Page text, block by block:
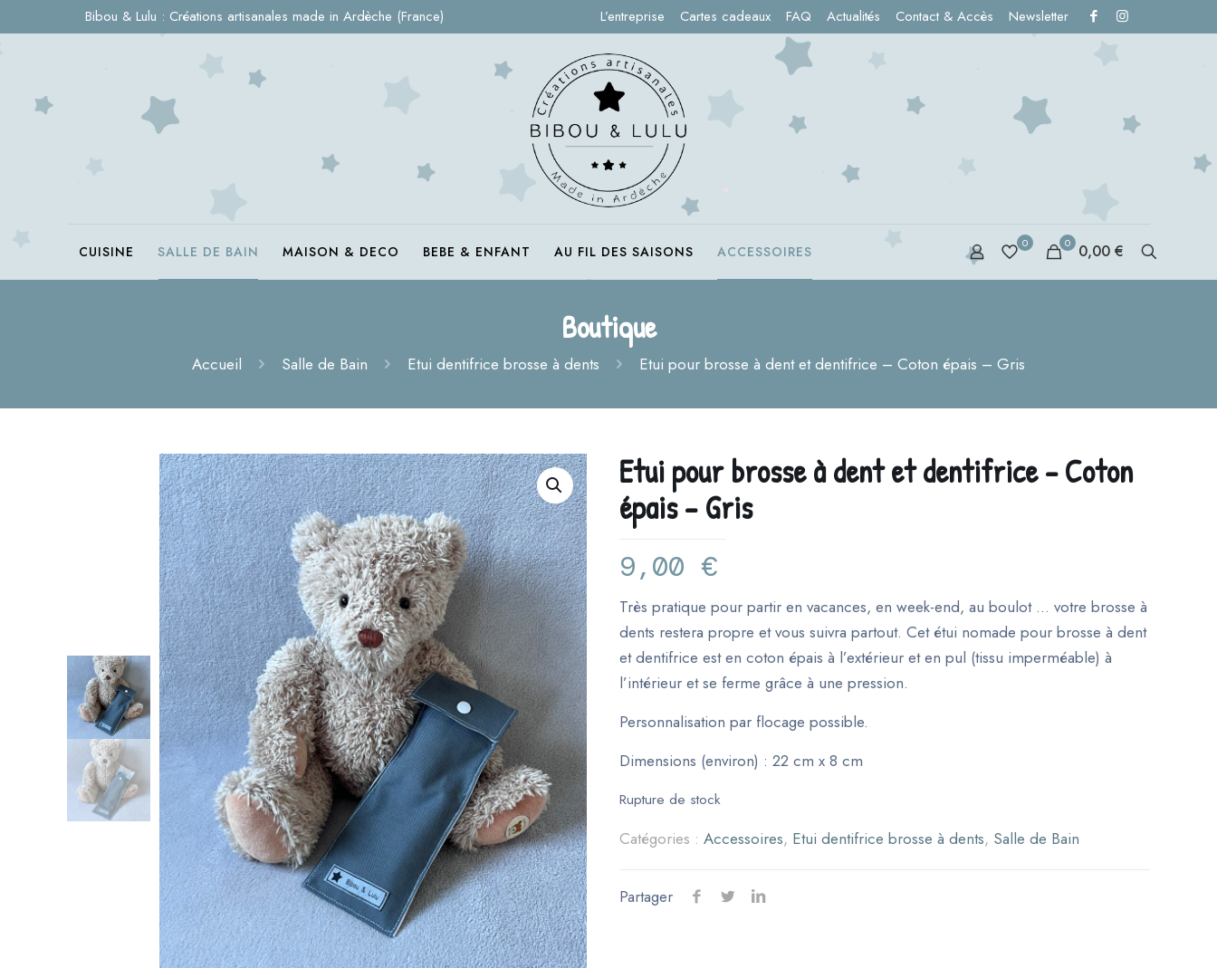
Bibou & Lulu : Créations artisanales made in Ardèche (France) L’entreprise Cartes cadeaux FAQ Actualités Contact & Accès Newsletter
CUISINE SALLE DE BAIN MAISON & DECO BEBE & ENFANT AU FIL DES SAISONS ACCESSOIRES 0 0 0,00 €
Boutique
Accueil Salle de Bain Etui dentifrice brosse à dents Etui pour brosse à dent et dentifrice – Coton épais – Gris
Etui pour brosse à dent et dentifrice – Coton
épais – Gris
9,00 €
Très pratique pour partir en vacances, en week-end, au boulot … votre brosse à
dents restera propre et vous suivra partout. Cet étui nomade pour brosse à dent
et dentifrice est en coton épais à l’extérieur et en pul (tissu imperméable) à
l’intérieur et se ferme grâce à une pression.
Personnalisation par flocage possible.
Dimensions (environ) : 22 cm x 8 cm
Rupture de stock
Catégories : Accessoires, Etui dentifrice brosse à dents, Salle de Bain
Partager